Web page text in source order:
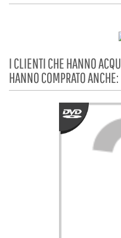
I CLIENTI CHE HANNO
HANNO COMPRATO ANCHE: